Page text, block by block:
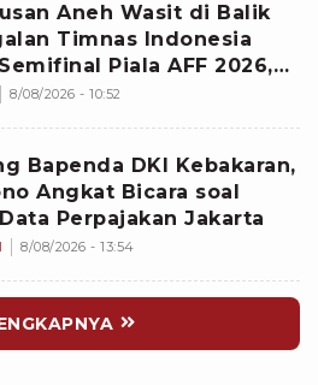
Aneh Wasit di Balik
Timnas Indonesia
Piala AFF 2026,
Singapura dan
8/08/2026 - 10:52
Bapenda DKI Kebakaran,
Angkat Bicara soal
Perpajakan Jakarta
8/08/2026 - 13:54